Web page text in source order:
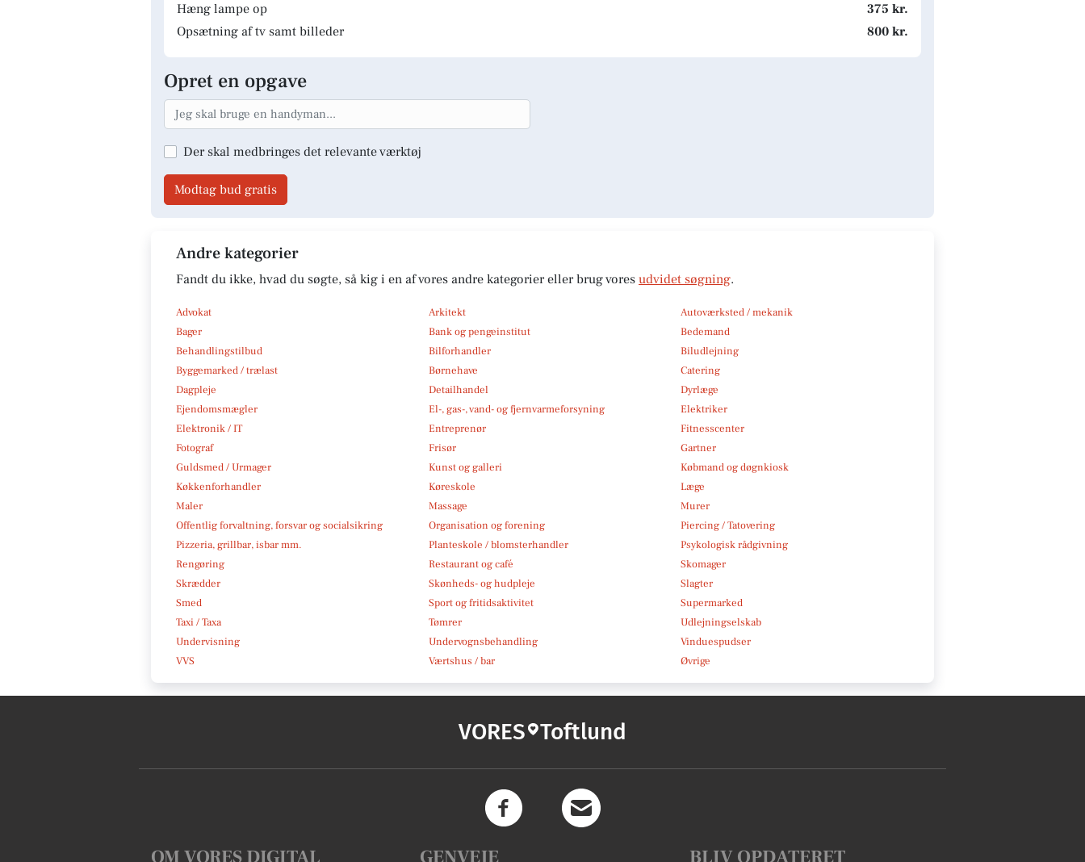
Hæng lampe op
375 kr.
Opsætning af tv samt billeder
800 kr.
Opret en opgave
Der skal medbringes det relevante værktøj
Modtag bud gratis
Andre kategorier
Fandt du ikke, hvad du søgte, så kig i en af vores andre kategorier eller brug vores udvidet søgning.
Advokat Arkitekt
Autoværksted / mekanik
Bager
Bank og pengeinstitut
Bedemand
Behandlingstilbud
Bilforhandler
Biludlejning
Byggemarked / trælast
Børnehave
Catering
Dagpleje
Detailhandel
Dyrlæge
Ejendomsmægler
El-, gas-, vand- og fjernvarmeforsyning
Elektriker
Elektronik / IT
Entreprenør
Fitnesscenter
Fotograf
Frisør
Gartner
Guldsmed / Urmager
Kunst og galleri
Købmand og døgnkiosk
Køkkenforhandler
Køreskole
Læge
Maler
Massage
Murer
Offentlig forvaltning, forsvar og socialsikring
Organisation og forening
Piercing / Tatovering
Pizzeria, grillbar, isbar mm.
Planteskole / blomsterhandler
Psykologisk rådgivning
Rengøring
Restaurant og café
Skomager
Skrædder
Skønheds- og hudpleje
Slagter
Smed
Sport og fritidsaktivitet
Supermarked
Taxi / Taxa
Tømrer
Udlejningselskab
Undervisning
Undervognsbehandling
Vinduespudser
VVS
Værtshus / bar Øvrige
VORES Toftlund
OM VORES DIGITAL GENVEJE BLIV OPDATERET